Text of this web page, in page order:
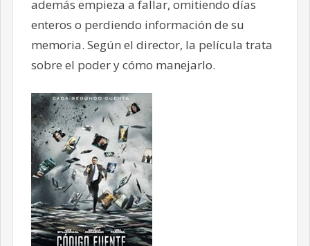
además empieza a fallar, omitiendo días
enteros o perdiendo información de su
memoria. Según el director, la película trata
sobre el poder y cómo manejarlo.